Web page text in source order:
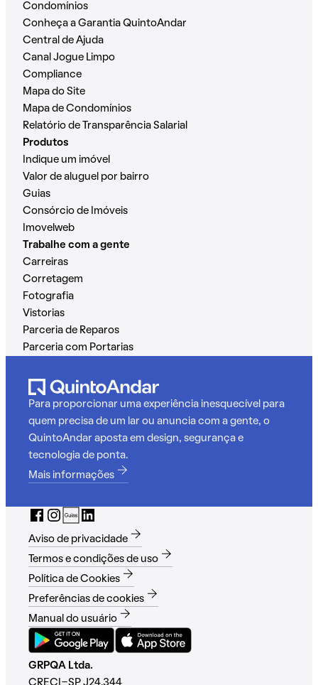
Condomínios
Conheça a Garantia QuintoAndar
Central de Ajuda
Canal Jogue Limpo
Compliance
Mapa do Site
Mapa de Condomínios
Relatório de Transparência Salarial
Produtos
Indique um imóvel
Valor de aluguel por bairro
Guias
Consórcio de Imóveis
Imovelweb
Trabalhe com a gente
Carreiras
Corretagem
Fotografia
Vistorias
Parceria de Reparos
Parceria com Portarias
Para proporcionar uma experiência inesquecível para
quem precisa de um lar ou anuncia com a gente, o
QuintoAndar aposta em design, segurança e
tecnologia de ponta.
Mais informações
Aviso de privacidade
Termos e condições de uso
Política de Cookies
Preferências de cookies
Manual do usuário
GRPQA Ltda.